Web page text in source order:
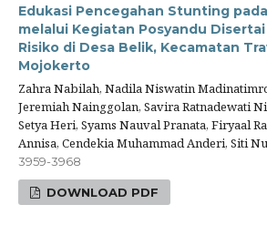
Edukasi Pencegahan Stunting
melalui Kegiatan Posyandu
Risiko di Desa Belik, Kecamatan
Mojokerto
Zahra Nabilah, Nadila Niswatin
Jeremiah Nainggolan, Savira Ratnadewati
Setya Heri, Syams Nauval Pranata, Firyaal
Annisa, Cendekia Muhammad Anderi, Siti
3959-3968
DOWNLOAD PDF